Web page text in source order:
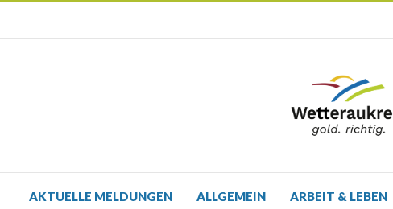
AKTUELLE MELDUNGEN ALLGEMEIN ARBEIT & LEBEN